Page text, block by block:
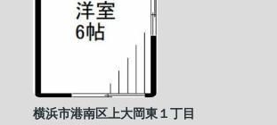
横浜市港南区上大岡東１丁目